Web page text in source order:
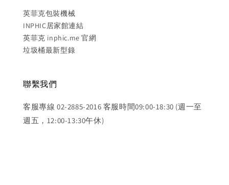
英菲克包裝機械
INPHIC居家館連結
英菲克 inphic.me 官網
垃圾桶最新型錄
聯繫我們
客服專線 02-2885-2016 客服時間09:00-18:30 (週一至
週五，12:00-13:30午休)